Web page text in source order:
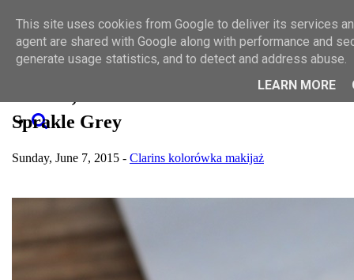
MAKIJAŻ
O MNIE
SZUKAJ
Clarins, Ombre Matte w kolorze
Sprakle Grey
Sunday, June 7, 2015 - Clarins kolorówka makijaż
This site uses cookies from Google to deliver its services
agent are shared with Google along with performance and
generate usage statistics, and to detect and address abuse.
LEARN MORE